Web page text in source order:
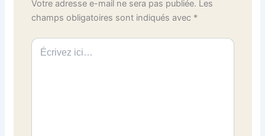
Votre adresse e-mail ne sera pas publiée. Les
champs obligatoires sont indiqués avec *
Écrivez
ici…